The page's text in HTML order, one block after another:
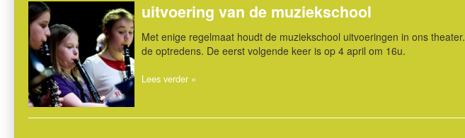
uitvoering van de muziekschool
Met enige regelmaat houdt de muziekschool uitvoeringen in ons
de optredens. De eerst volgende keer is op 4 april om 16u.
Lees verder »